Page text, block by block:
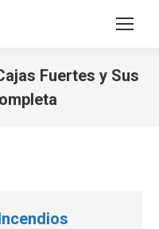
Fuertes y Sus